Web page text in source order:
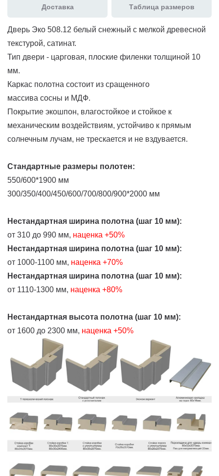
Доставка Таблица размеров
Дверь Эко 508.12 белый снежный с мелкой древесной
текстурой, сатинат.
Тип двери - царговая, плоские филенки толщиной 10
мм.
Каркас полотна состоит из сращенного
массива сосны и МДФ.
Покрытие экошпон, влагостойкое и стойкое к
механическим воздействиям, устойчиво к прямым
солнечным лучам, не трескается и не вздувается.
Стандартные размеры полотен:
550/600*1900 мм
300/350/400/450/600/700/800/900*2000 мм
Нестандартная ширина полотна (шаг 10 мм):
от 310 до 990 мм, наценка +50%
Нестандартная ширина полотна (шаг 10 мм):
от 1000-1100 мм, наценка +70%
Нестандартная ширина полотна (шаг 10 мм):
от 1110-1300 мм, наценка +80%
Нестандартная высота полотна (шаг 10 мм):
от 1600 до 2300 мм, наценка +50%